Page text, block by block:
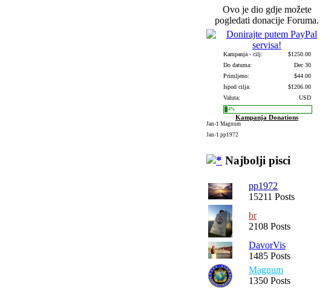
Ovo je dio gdje možete
pogledati donacije Foruma.
Kampanja - cilj:
$1250.00
Do datuma:
Dec 30
Primljeno:
$44.00
Ispod cilja:
$1206.00
Valuta:
USD
4%
Kampanja Donations
Jan-1 Magnum
Jan-1 pp1972
Najbolji pisci
pp1972
15211 Posts
br
2108 Posts
DavorVis
1485 Posts
Magnum
1350 Posts